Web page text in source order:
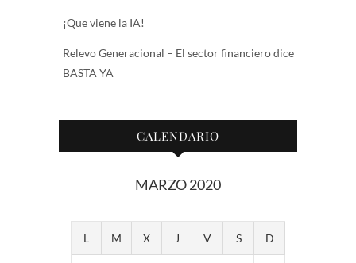
¡Que viene la IA!
Relevo Generacional – El sector financiero dice
BASTA YA
CALENDARIO
MARZO 2020
L M X J V S D